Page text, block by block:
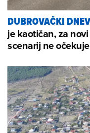
DUBROVAČKI
je kaotičan, za
scenarij ne